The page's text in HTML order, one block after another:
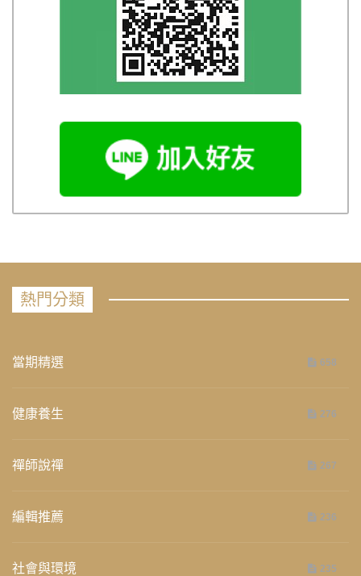
熱門分類
當期精選 658
健康養生 276
禪師說禪 267
編輯推薦 236
社會與環境 235